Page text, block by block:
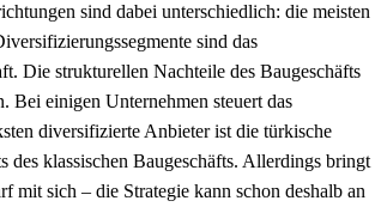
sind dabei unterschiedlich: die meisten
sind das
Die strukturellen Nachteile des Baugeschäfts
Bei einigen Unternehmen steuert das
diversifizierte Anbieter ist die türkische
klassischen Baugeschäfts. Allerdings bringt
mit sich – die Strategie kann schon deshalb an